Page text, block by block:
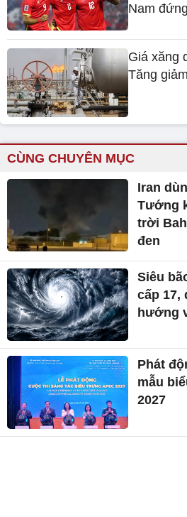
Nam
Giá xăng
Tăng
CÙNG CHUYÊN MỤC
Iran
Tướng
trời
đen
Siêu
cấp 17,
hướng
Phát
mẫu
2027